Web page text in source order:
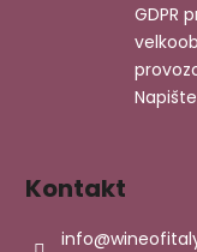
GDPR
Kontakt
info@